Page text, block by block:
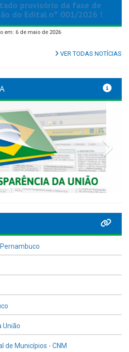
provisório da fase de
do Edital nº 001/2026 !
em: 6 de maio de 2026
VER TODAS NOTÍCIAS
União
de Municípios - CNM